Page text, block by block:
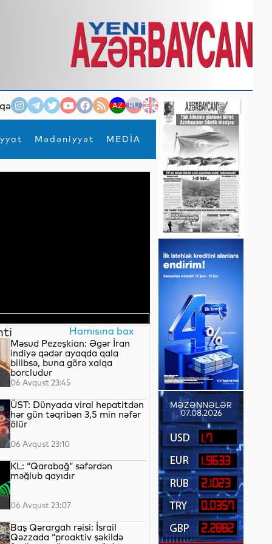
AZ RU EN
Mədəniyyət MEDİA
×
Hamısına bax
Məsud Pezeşkian: Əgər İran
indiyə qədər ayaqda qala
bilibsə, buna görə xalqa
borcludur
06 Avqust 23:45
ÜST: Dünyada viral hepatitdən
hər gün təqribən 3,5 min nəfər
ölür
06 Avqust 23:10
KL: “Qarabağ” səfərdən
məğlub qayıdır
06 Avqust 23:07
Baş Qərargah rəisi: İsrail
Qəzzada “proaktiv şəkildə
MƏZƏNNƏLƏR
07.08.2026
1.7
1.9633
2.1023
0.0357
2.2882